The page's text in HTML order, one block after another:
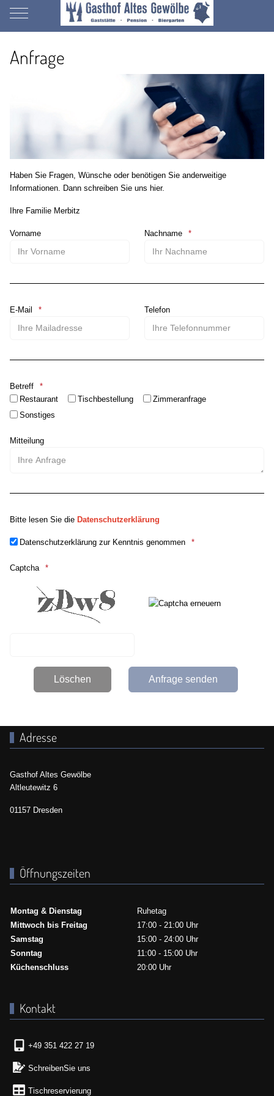
Mobile Menu Toggle
Anfrage
Haben Sie Fragen, Wünsche oder benötigen Sie anderweitige
Informationen. Dann schreiben Sie uns hier.
Ihre Familie Merbitz
Vorname Nachname
E-Mail Telefon
Betreff
Restaurant
Tischbestellung
Zimmeranfrage
Sonstiges
Mitteilung
Bitte lesen Sie die Datenschutzerklärung
Datenschutzerklärung zur Kenntnis genommen
Captcha
Adresse
Gasthof Altes Gewölbe
Altleutewitz 6
01157 Dresden
Öffnungszeiten
Montag & Dienstag
Ruhetag
Mittwoch bis Freitag
17:00 - 21:00 Uhr
Samstag
15:00 - 24:00 Uhr
Sonntag
11:00 - 15:00 Uhr
Küchenschluss
20:00 Uhr
Kontakt
+49 351 422 27 19
SchreibenSie uns
Tischreservierung